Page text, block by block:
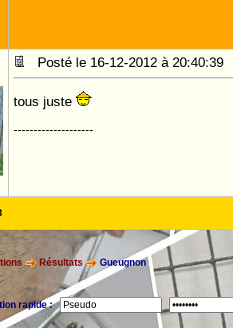
Posté le 16-12-2012 à
tous juste
--------------------
Résultats Gueugnon
rapide :